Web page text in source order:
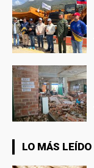
LO MÁS LEÍDO